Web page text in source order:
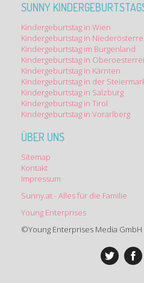
SUNNY
Kindergeburtstag in Wien
Kindergeburtstag in
Kindergeburtstag im Burgenland
Kindergeburtstag in
Kindergeburtstag in Kärnten
Kindergeburtstag in der
Kindergeburtstag in Salzburg
Kindergeburtstag in Tirol
Kindergeburtstag in Vorarlberg
ÜBER UNS
Sitemap
Kontakt
Impressum
Sunny.at - Alles für die Familie
Young Enterprises
©Young Enterprises Media GmbH